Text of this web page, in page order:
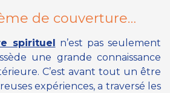
de couverture…
spirituel n’est pas seulement
une grande connaissance
C’est avant tout un être
expériences, a traversé les